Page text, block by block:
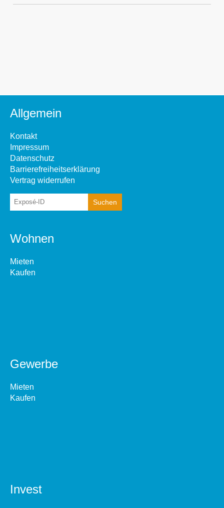
Allgemein
Kontakt
Impressum
Datenschutz
Barrierefreiheitserklärung
Vertrag widerrufen
Wohnen
Mieten
Kaufen
Gewerbe
Mieten
Kaufen
Invest